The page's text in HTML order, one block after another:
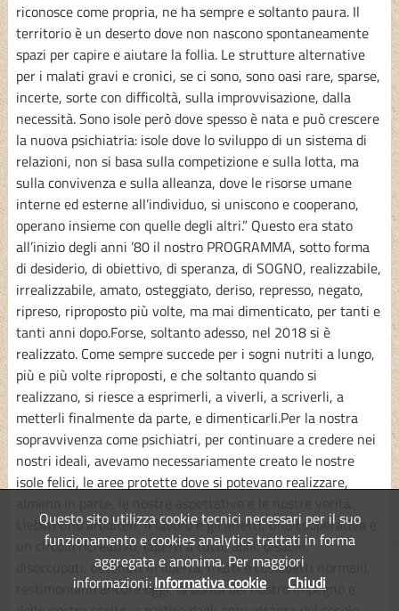
riconosce come propria, ne ha sempre e soltanto paura. Il
territorio è un deserto dove non nascono spontaneamente
spazi per capire e aiutare la follia. Le strutture alternative
per i malati gravi e cronici, se ci sono, sono oasi rare, sparse,
incerte, sorte con difficoltà, sulla improvvisazione, dalla
necessità. Sono isole però dove spesso è nata e può crescere
la nuova psichiatria: isole dove lo sviluppo di un sistema di
relazioni, non si basa sulla competizione e sulla lotta, ma
sulla convivenza e sulla alleanza, dove le risorse umane
interne ed esterne all’individuo, si uniscono e cooperano,
operano insieme con quelle degli altri.” Questo era stato
all’inizio degli anni ’80 il nostro PROGRAMMA, sotto forma
di desiderio, di obiettivo, di speranza, di SOGNO, realizzabile,
irrealizzabile, amato, osteggiato, deriso, represso, negato,
ripreso, riproposto più volte, ma mai dimenticato, per tanti e
tanti anni dopo.Forse, soltanto adesso, nel 2018 si è
realizzato. Come sempre succede per i sogni nutriti a lungo,
più e più volte riproposti, e che soltanto quando si
realizzano, si riesce a esprimerli, a viverli, a scriverli, a
metterli finalmente da parte, e dimenticarli.Per la nostra
sopravvivenza come psichiatri, per continuare a credere nei
nostri ideali, avevamo necessariamente creato le nostre
isole felici, le aree protette dove si potevano realizzare,
Lieben und arbaiten, il lavoro e gli affetti, una cooperativa e
un circolo ricreativo, (aperti a tutti, abili, disabili,
disoccupati, detenuti in liberta, matti e cosiddetti normali),
testimoniano ancora oggi, la bontà del nostro impegno e
Questo sito utilizza cookie tecnici necessari per il suo
funzionamento e cookies analytics trattati in forma
aggregata e anonima. Per maggiori
informazioni:Informativa cookie Chiudi